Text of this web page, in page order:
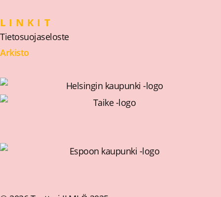
LINKIT
Tietosuojaseloste
Arkisto